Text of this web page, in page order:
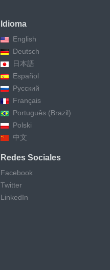
Idioma
English
Deutsch
日本語
Español
Русский
Français
Português (Brazil)
Polski
中文
Redes Sociales
Facebook
Twitter
LinkedIn